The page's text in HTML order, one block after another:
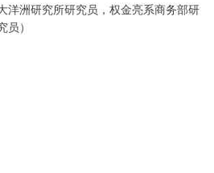
洋洲研究所研究员，权金亮系商务部研
）